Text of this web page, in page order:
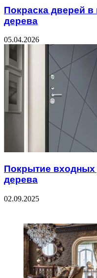
Покраска дверей
дерева
05.04.2026
Покрытие
дерева
02.09.2025